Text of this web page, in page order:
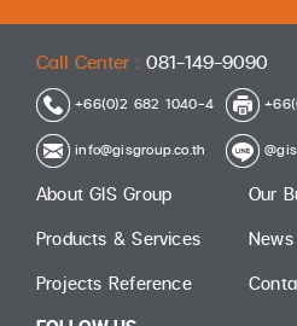
Call Center : 081-149-9090
+66(0)2 682 1040-4
info@gisgroup.co.th
About GIS Group
Products & Services
Projects Reference
Our